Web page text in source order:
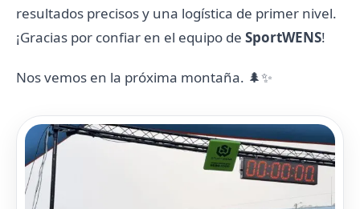
resultados precisos y una logística de primer nivel.
¡Gracias por confiar en el equipo de SportWENS!
Nos vemos en la próxima montaña. 🌲✨